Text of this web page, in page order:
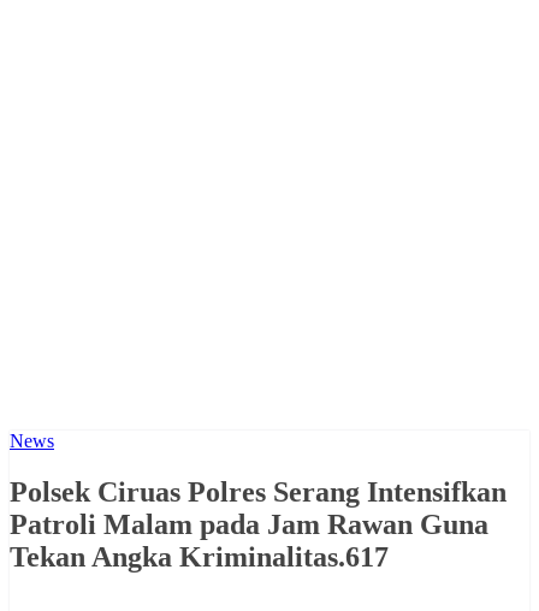
News
Polsek Ciruas Polres Serang Intensifkan
Patroli Malam pada Jam Rawan Guna
Tekan Angka Kriminalitas.617